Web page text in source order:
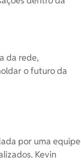
da rede,
o futuro da
por uma equipe
Kevin